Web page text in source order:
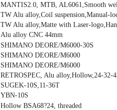
MANTIS2.0, MTB, AL6061,Smooth
TW Alu alloy,Coil suspension,Manual-
TW Alu alloy,Matte with Laser-
Alu alloy CNC 44mm
SHIMANO DEORE/M6000-30S
SHIMANO DEORE/M6000
SHIMANO DEORE/M6000
RETROSPEC, Alu alloy,Hollow,24-32-
SUGEK-10S,11-36T
YBN-10S
Hollow BSA68?24, threaded